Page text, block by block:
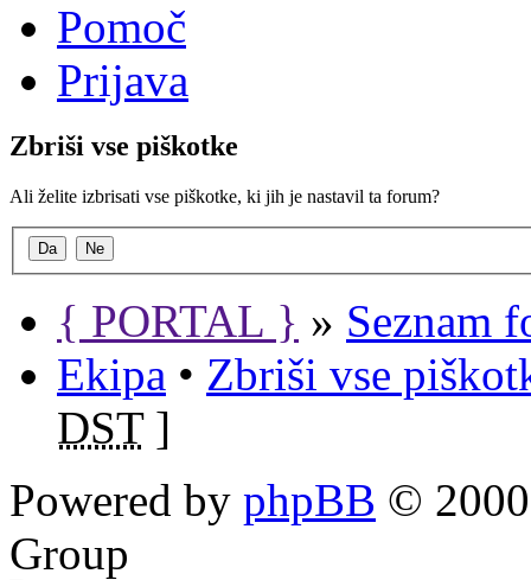
Pomoč
Prijava
Zbriši vse piškotke
Ali želite izbrisati vse piškotke, ki jih je nastavil ta forum?
{ PORTAL } » Seznam
Ekipa • Zbriši vse
DST]
Powered by phpBB ©
Group